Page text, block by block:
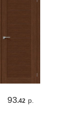
93.42 р.